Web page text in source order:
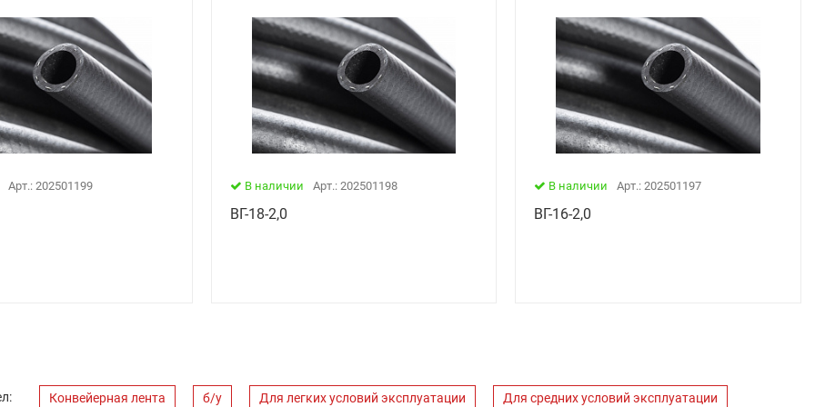
Арт.: 202501199 В наличии Арт.: 202501198
ВГ-18-2,0
В наличии Арт.: 202501197
ВГ-16-2,0
Конвейерная лента б/у Для легких условий эксплуатации Для средних условий эксплуатации